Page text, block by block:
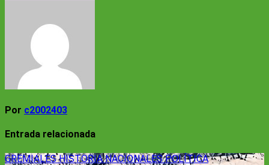
Por c2002403
Entrada relacionada
GREMIALESHISTORIANACIONALESPOLÍTICA